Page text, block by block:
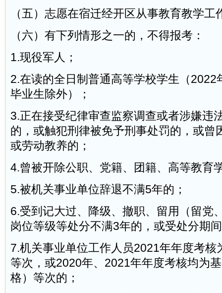
（五）志愿在宿迁经开区从事教育教学工
（六）有下列情形之一的，不得报考：
1.现役军人；
2.在读的全日制普通高等学校学生（2022
毕业生除外）；
3.正在接受纪律审查监察调查或者涉嫌违
的，或触犯刑律被免予刑事处罚的，或曾
或劳动教养的；
4.曾被开除公职、党籍、团籍、高等教育
5.被机关事业单位辞退不满5年的；
6.受到记大过、降级、撤职、留用（留党
岗位等级等处分不满3年的，或受处分期
7.机关事业单位工作人员2021年年度考核
等次，或2020年、2021年年度考核均为
格）等次的；